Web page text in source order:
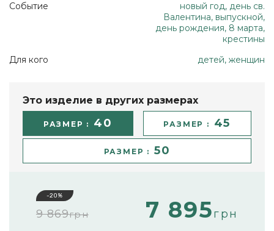
Событие
новый год, день св.
Валентина, выпускной,
день рождения, 8 марта,
крестины
Для кого
детей, женщин
Это изделие в других размерах
РАЗМЕР : 40 РАЗМЕР : 45
РАЗМЕР : 50
-20%
9 869грн 7 895грн